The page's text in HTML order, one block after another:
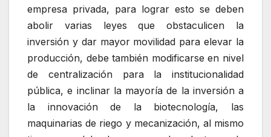
empresa privada, para lograr esto se deben
abolir varias leyes que obstaculicen la
inversión y dar mayor movilidad para elevar la
producción, debe también modificarse en nivel
de centralización para la institucionalidad
pública, e inclinar la mayoría de la inversión a
la innovación de la biotecnología, las
maquinarias de riego y mecanización, al mismo